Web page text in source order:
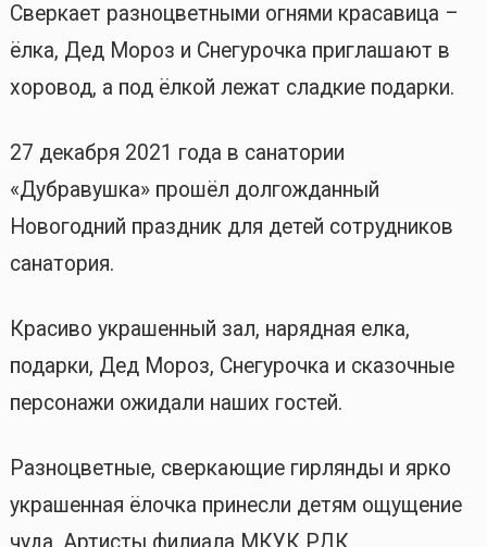
Сверкает разноцветными огнями красавица –
ёлка, Дед Мороз и Снегурочка приглашают в
хоровод, а под ёлкой лежат сладкие подарки.
27 декабря 2021 года в санатории
«Дубравушка» прошёл долгожданный
Новогодний праздник для детей сотрудников
санатория.
Красиво украшенный зал, нарядная елка,
подарки, Дед Мороз, Снегурочка и сказочные
персонажи ожидали наших гостей.
Разноцветные, сверкающие гирлянды и ярко
украшенная ёлочка принесли детям ощущение